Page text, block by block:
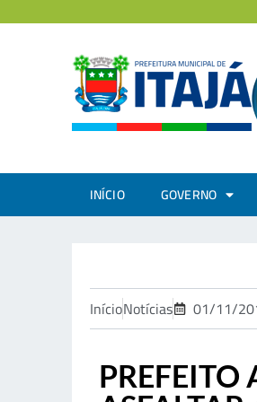
INÍCIO GOVERNO
InícioNotícias 01/11/
PREFEITO